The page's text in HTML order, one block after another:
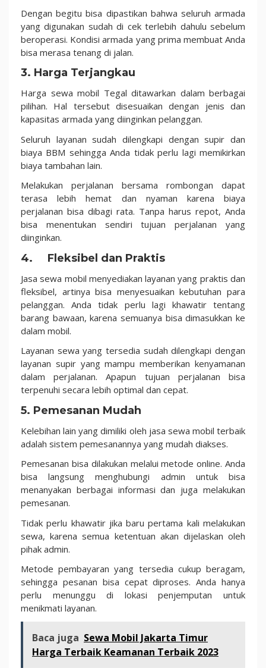
Dengan begitu bisa dipastikan bahwa seluruh armada
yang digunakan sudah di cek terlebih dahulu sebelum
beroperasi. Kondisi armada yang prima membuat Anda
bisa merasa tenang di jalan.
3. Harga Terjangkau
Harga sewa mobil Tegal ditawarkan dalam berbagai
pilihan. Hal tersebut disesuaikan dengan jenis dan
kapasitas armada yang diinginkan pelanggan.
Seluruh layanan sudah dilengkapi dengan supir dan
biaya BBM sehingga Anda tidak perlu lagi memikirkan
biaya tambahan lain.
Melakukan perjalanan bersama rombongan dapat
terasa lebih hemat dan nyaman karena biaya
perjalanan bisa dibagi rata. Tanpa harus repot, Anda
bisa menentukan sendiri tujuan perjalanan yang
diinginkan.
4. Fleksibel dan Praktis
Jasa sewa mobil menyediakan layanan yang praktis dan
fleksibel, artinya bisa menyesuaikan kebutuhan para
pelanggan. Anda tidak perlu lagi khawatir tentang
barang bawaan, karena semuanya bisa dimasukkan ke
dalam mobil.
Layanan sewa yang tersedia sudah dilengkapi dengan
layanan supir yang mampu memberikan kenyamanan
dalam perjalanan. Apapun tujuan perjalanan bisa
terpenuhi secara lebih optimal dan cepat.
5. Pemesanan Mudah
Kelebihan lain yang dimiliki oleh jasa sewa mobil terbaik
adalah sistem pemesanannya yang mudah diakses.
Pemesanan bisa dilakukan melalui metode online. Anda
bisa langsung menghubungi admin untuk bisa
menanyakan berbagai informasi dan juga melakukan
pemesanan.
Tidak perlu khawatir jika baru pertama kali melakukan
sewa, karena semua ketentuan akan dijelaskan oleh
pihak admin.
Metode pembayaran yang tersedia cukup beragam,
sehingga pesanan bisa cepat diproses. Anda hanya
perlu menunggu di lokasi penjemputan untuk
menikmati layanan.
Baca juga Sewa Mobil Jakarta Timur
Harga Terbaik Keamanan Terbaik 2023